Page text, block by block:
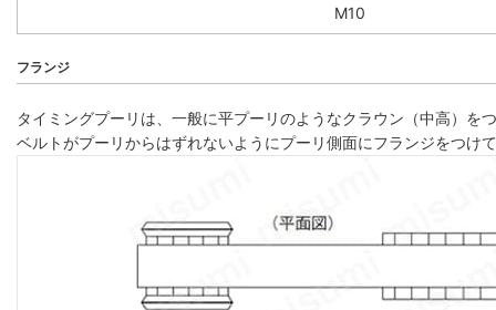
M10
フランジ
タイミングプーリは、一般に平プーリのようなクラウン（中高）
ベルトがプーリからはずれないようにプーリ側面にフランジをつけ